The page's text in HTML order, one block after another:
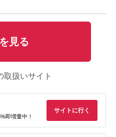
見る
取扱いサイト
即増量中！
サイトに行く